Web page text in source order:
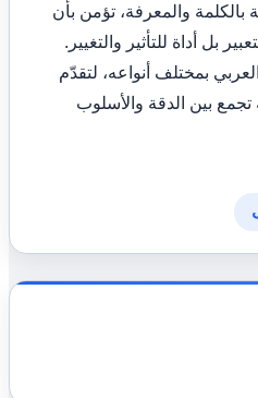
والمعرفة، تؤمن بأن
أداة للتأثير والتغيير.
بمختلف أنواعه، لتقدّم
بين الدقة والأسلوب